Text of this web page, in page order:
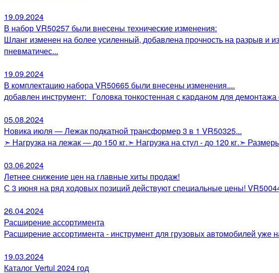
19.09.2024
В набор VR50257 были внесены технические изменения:
Шланг изменен на более усиленный, добавлена прочность на разрыв и
пневматичес...
19.09.2024
В комплектацию набора VR50665 были внесены изменения....
добавлен инструмент: Головка тонкостенная с карданом для
05.08.2024
Новика июля — Лежак подкатной трансформер 3 в 1 VR50325...
➣ Нагрузка на лежак — до 150 кг.➣ Нагрузка на стул - до 120 кг.➣
03.06.2024
Летнее снижение цен на главные хиты продаж!
С 3 июня на ряд ходовых позиций действуют специальные цены!
26.04.2024
Расширение ассортимента
Расширение ассортимента - инструмент для грузовых автомобилей уже
19.03.2024
Каталог Vertul 2024 год